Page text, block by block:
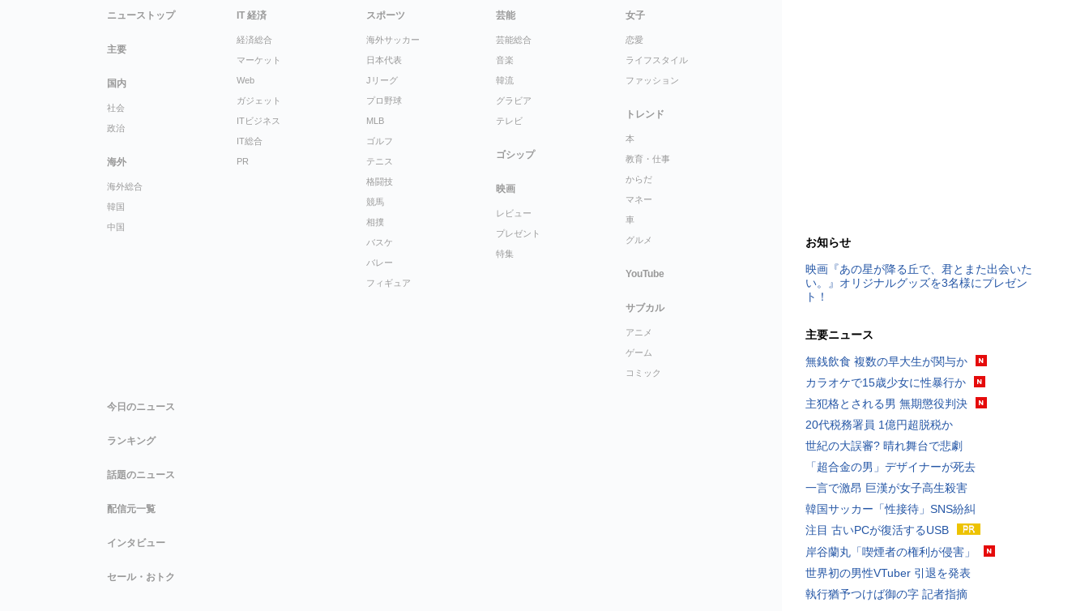
お知らせ
映画『あの星が降る丘で、君とまた出会いた
い。』オリジナルグッズを3名様にプレゼン
ト！
主要ニュース
無銭飲食 複数の早大生が関与か
カラオケで15歳少女に性暴行か
主犯格とされる男 無期懲役判決
20代税務署員 1億円超脱税か
世紀の大誤審? 晴れ舞台で悲劇
「超合金の男」デザイナーが死去
一言で激昂 巨漢が女子高生殺害
韓国サッカー「性接待」SNS紛糾
注目 古いPCが復活するUSB
岸谷蘭丸「喫煙者の権利が侵害」
世界初の男性VTuber 引退を発表
執行猶予つけば御の字 記者指摘
ニューストップ
主要
国内
社会
政治
海外
海外総合
韓国
中国
IT 経済
経済総合
マーケット
Web
ガジェット
ITビジネス
IT総合
PR
スポーツ
海外サッカー
日本代表
Jリーグ
プロ野球
MLB
ゴルフ
テニス
格闘技
競馬
相撲
バスケ
バレー
フィギュア
芸能
芸能総合
音楽
韓流
グラビア
テレビ
ゴシップ
映画
レビュー
プレゼント
特集
女子
恋愛
ライフスタイル
ファッション
トレンド
本
教育・仕事
からだ
マネー
車
グルメ
YouTube
サブカル
アニメ
ゲーム
コミック
今日のニュース
ランキング
話題のニュース
配信元一覧
インタビュー
セール・おトク